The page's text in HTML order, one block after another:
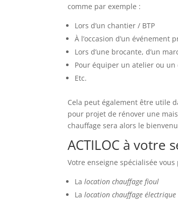
comme par exemple :
Lors d’un chantier / BTP
À l’occasion d’un
Lors d’une brocante, d’un
Pour équiper un atelier ou
Etc.
Cela peut également être utile
pour projet de rénover une
chauffage sera alors le
ACTILOC à votre
Votre enseigne spécialisée vous
Lalocation chauffage fioul
Lalocation chauffage électrique